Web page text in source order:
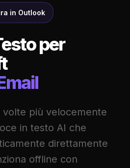
in Outlook
per
volte più velocemente
in testo AI che
direttamente
offline con